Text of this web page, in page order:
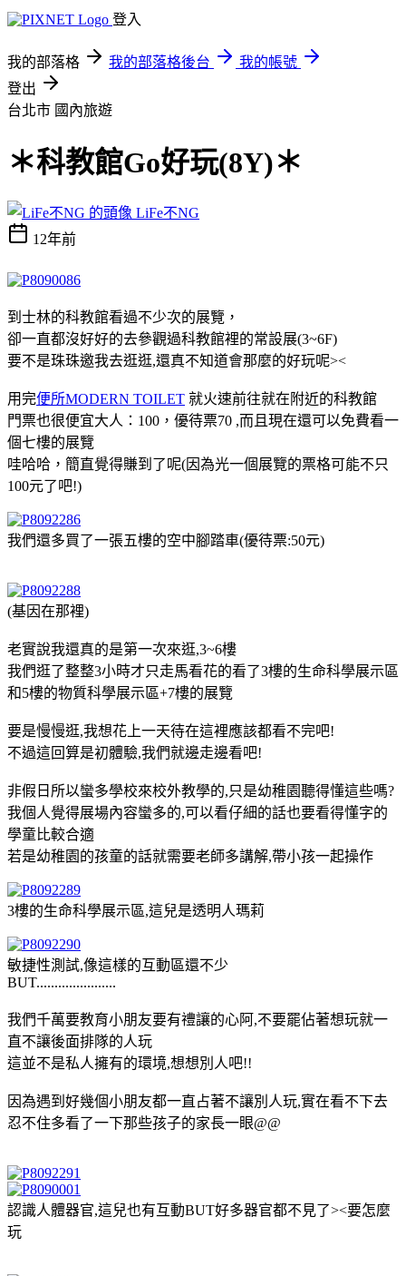
登入
我的部落格 我的部落格後台
我的帳號
登出
台北市 國內旅遊
＊科教館Go好玩(8Y)＊
LiFe不NG
12年前
到士林的科教館看過不少次的展覽，
卻一直都沒好好的去參觀過科教館裡的常設展(3~6F)
要不是珠珠邀我去逛逛,還真不知道會那麼的好玩呢><
用完便所MODERN TOILET 就火速前往就在附近的科教館
門票也很便宜大人：100，優待票70 ,而且現在還可以免費看一
個七樓的展覽
哇哈哈，簡直覺得賺到了呢(因為光一個展覽的票格可能不只
100元了吧!)
我們還多買了一張五樓的空中腳踏車(優待票:50元)
(基因在那裡)
老實說我還真的是第一次來逛,3~6樓
我們逛了整整3小時才只走馬看花的看了3樓的生命科學展示區
和5樓的物質科學展示區+7樓的展覽
要是慢慢逛,我想花上一天待在這裡應該都看不完吧!
不過這回算是初體驗,我們就邊走邊看吧!
非假日所以蠻多學校來校外教學的,只是幼稚園聽得懂這些嗎?
我個人覺得展場內容蠻多的,可以看仔細的話也要看得懂字的
學童比較合適
若是幼稚園的孩童的話就需要老師多講解,帶小孩一起操作
3樓的生命科學展示區,這兒是透明人瑪莉
敏捷性測試,像這樣的互動區還不少
BUT......................
我們千萬要教育小朋友要有禮讓的心阿,不要罷佔著想玩就一
直不讓後面排隊的人玩
這並不是私人擁有的環境,想想別人吧!!
因為遇到好幾個小朋友都一直占著不讓別人玩,實在看不下去
忍不住多看了一下那些孩子的家長一眼@@
認識人體器官,這兒也有互動BUT好多器官都不見了><要怎麼
玩